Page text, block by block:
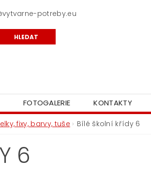
potreby.eu
FOTOGALERIE KONTAKTY
fixy, barvy, tuše Bílé školní křídy 6
6